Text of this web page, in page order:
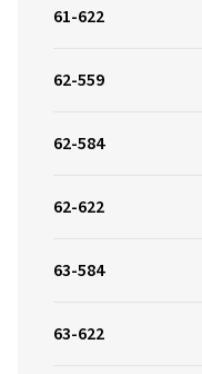
61-622
62-559
62-584
62-622
63-584
63-622